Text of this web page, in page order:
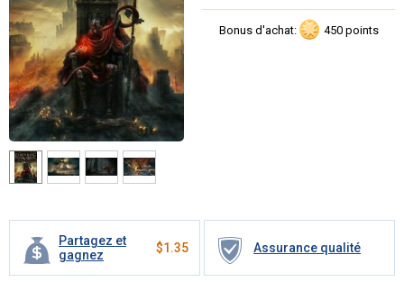
Partagez et
gagnez
$1.35 Assurance qualité
Bonus d'achat: 450 points